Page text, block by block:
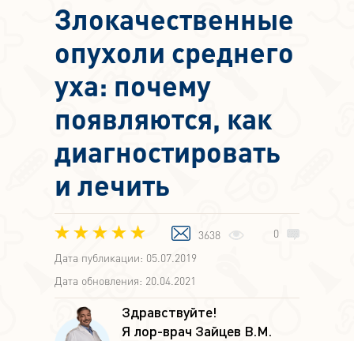
Злокачественные
опухоли среднего
уха: почему
появляются, как
диагностировать
и лечить
Дата публикации: 05.07.2019
Дата обновления: 20.04.2021
3638 0
Здравствуйте!
Я лор-врач Зайцев В.М.